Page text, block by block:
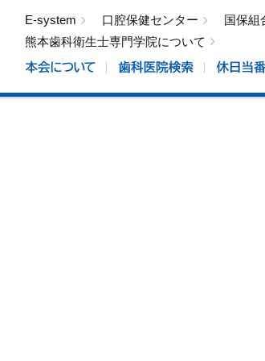
E-system 口腔保健センター
国保組
熊本歯科衛生士専門学院について